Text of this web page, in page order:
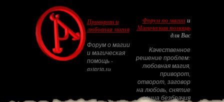
Приворот и
любовная магия
Форум о магии
и магическая
помощь -
astarta.su
Форум по магиии
Магическая помощь
для Вас
Качественное
решение проблем:
любовная магия,
приворот,
отворот, заговор
на любовь, снятие
венца безбрачия